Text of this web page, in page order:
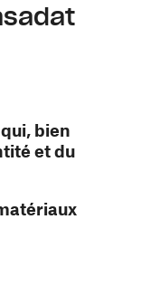
bien
et du